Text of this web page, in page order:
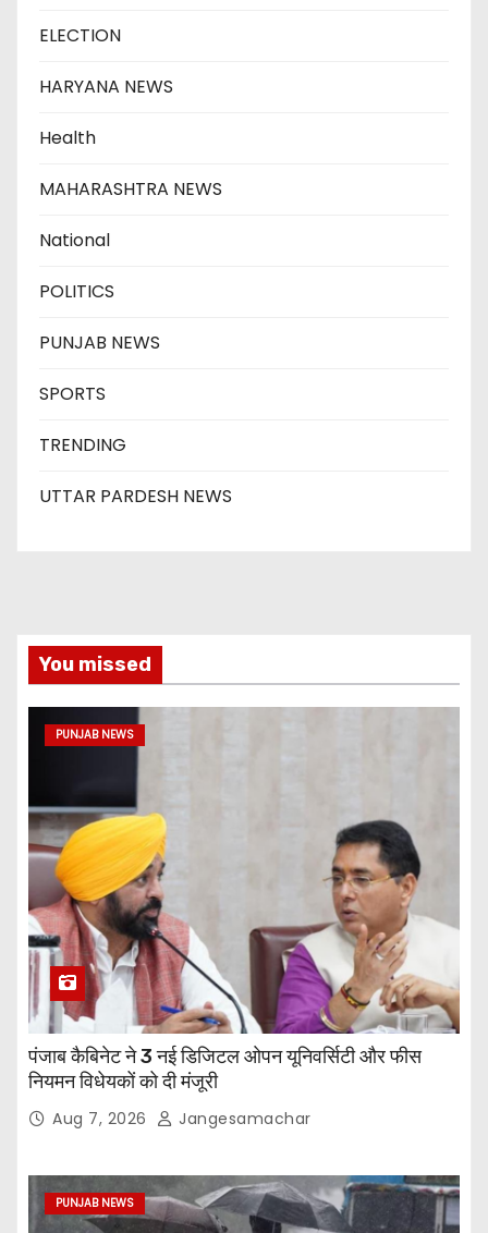
ELECTION
HARYANA NEWS
Health
MAHARASHTRA NEWS
National
POLITICS
PUNJAB NEWS
SPORTS
TRENDING
UTTAR PARDESH NEWS
You missed
PUNJAB NEWS
पंजाब कैबिनेट ने 3 नई डिजिटल ओपन यूनिवर्सिटी और फीस
नियमन विधेयकों को दी मंजूरी
Aug 7, 2026 Jangesamachar
PUNJAB NEWS